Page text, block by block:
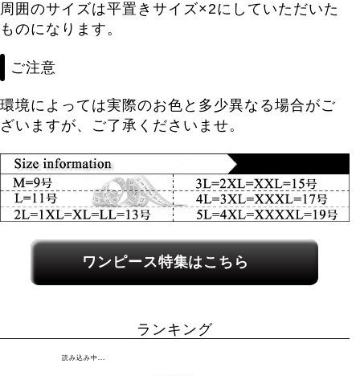
周囲のサイズは平置きサイズ×2にしていただいた
ものになります。
ご注意
環境によっては実際のお色と多少異なる場合がご
ざいますが、ご了承くださいませ。
関連カテゴリーへのリンク
ワンピース特集はこちら
ランキング
読み込み中...